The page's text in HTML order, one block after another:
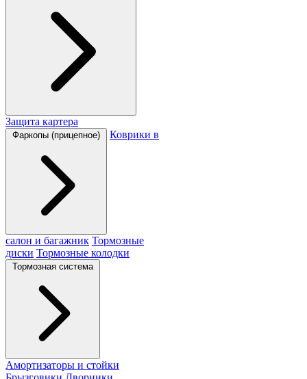
Защита картера
Фаркопы (прицепное) Коврики в
салон и багажник Тормозные
диски Тормозные колодки
Тормозная система
Амортизаторы и стойки